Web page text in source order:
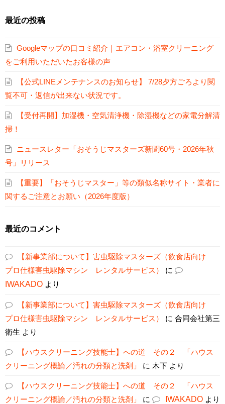
最近の投稿
Googleマップの口コミ紹介｜エアコン・浴室クリーニング
をご利用いただいたお客様の声
【公式LINEメンテナンスのお知らせ】 7/28夕方ごろより閲
覧不可・返信が出来ない状況です。
【受付再開】加湿機・空気清浄機・除湿機などの家電分解清
掃！
ニュースレター「おそうじマスターズ新聞60号・2026年秋
号」リリース
【重要】「おそうじマスター」等の類似名称サイト・業者に
関するご注意とお願い（2026年度版）
最近のコメント
【新事業部について】害虫駆除マスターズ（飲食店向け
プロ仕様害虫駆除マシン レンタルサービス）
に
IWAKADO より
【新事業部について】害虫駆除マスターズ（飲食店向け
プロ仕様害虫駆除マシン レンタルサービス）
に 合同会社第三
衛生 より
【ハウスクリーニング技能士】への道 その２ 「ハウス
クリーニング概論／汚れの分類と洗剤」
に 木下 より
【ハウスクリーニング技能士】への道 その２ 「ハウス
クリーニング概論／汚れの分類と洗剤」
に IWAKADO より